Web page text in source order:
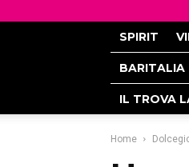
SPIRIT
BARITALIA
IL TROVA
Home